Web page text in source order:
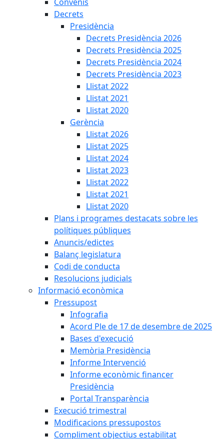
Decrets
Presidència
Decrets Presidència 2026
Decrets Presidència 2025
Decrets Presidència 2024
Decrets Presidència 2023
Llistat 2022
Llistat 2021
Llistat 2020
Gerència
Llistat 2026
Llistat 2025
Llistat 2024
Llistat 2023
Llistat 2022
Llistat 2021
Llistat 2020
Plans i programes destacats sobre les
polítiques públiques
Anuncis/edictes
Balanç legislatura
Codi de conducta
Resolucions judicials
Informació econòmica
Pressupost
Infografia
Acord Ple de 17 de desembre de 2025
Bases d'execució
Memòria Presidència
Informe Intervenció
Informe econòmic financer
Presidència
Portal Transparència
Execució trimestral
Modificacions pressupostos
Compliment objectius estabilitat